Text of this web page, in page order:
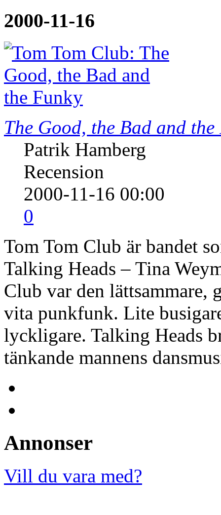
2000-11-16
The Good, the Bad and the
Patrik Hamberg
Recension
2000-11-16 00:00
0
Tom Tom Club är bandet
Talking Heads – Tina
Club var den lättsammare,
vita punkfunk. Lite
lyckligare. Talking Heads
tänkande mannens
Annonser
Vill du vara med?